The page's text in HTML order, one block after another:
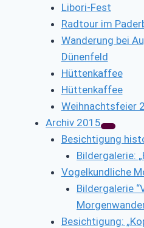
Libori-Fest
Radtour im
Wanderung bei
Dünenfeld
Hüttenkaffee
Hüttenkaffee
Weihnachtsfeier
Archiv 2015
Besichtigung
Bildergalerie:
Vogelkundliche
Bildergalerie
Besichtigung: